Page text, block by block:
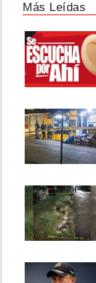
Más Leídas